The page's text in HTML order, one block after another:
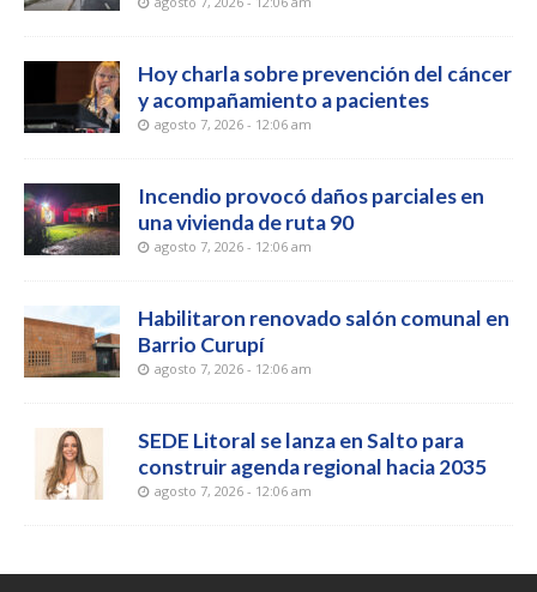
Hoy charla sobre prevención del cáncer
y acompañamiento a pacientes
agosto 7, 2026 - 12:06 am
Incendio provocó daños parciales en
una vivienda de ruta 90
agosto 7, 2026 - 12:06 am
Habilitaron renovado salón comunal en
Barrio Curupí
agosto 7, 2026 - 12:06 am
SEDE Litoral se lanza en Salto para
construir agenda regional hacia 2035
agosto 7, 2026 - 12:06 am